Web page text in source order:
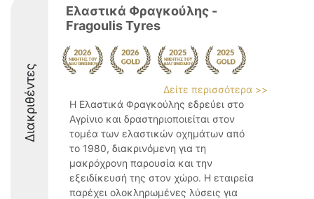
Διακριθέντες
Ελαστικά Φραγκούλης -
Fragoulis Tyres
Δείτε περισσότερα >>
Η Ελαστικά Φραγκούλης εδρεύει στο
Αγρίνιο και δραστηριοποιείται στον
τομέα των ελαστικών οχημάτων από
το 1980, διακρινόμενη για τη
μακρόχρονη παρουσία και την
εξειδίκευσή της στον χώρο. Η εταιρεία
παρέχει ολοκληρωμένες λύσεις για